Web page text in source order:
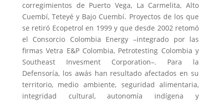
corregimientos de Puerto Vega, La Carmelita, Alto
Cuembí, Teteyé y Bajo Cuembí. Proyectos de los que
se retiró Ecopetrol en 1999 y que desde 2002 retomó
el Consorcio Colombia Energy –integrado por las
firmas Vetra E&P Colombia, Petrotesting Colombia y
Southeast Invesment Corporation–. Para la
Defensoría, los awás han resultado afectados en su
territorio, medio ambiente, seguridad alimentaria,
integridad cultural, autonomía indígena y